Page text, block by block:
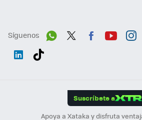
Síguenos
Suscríbete a
Apoya a Xataka y disfruta